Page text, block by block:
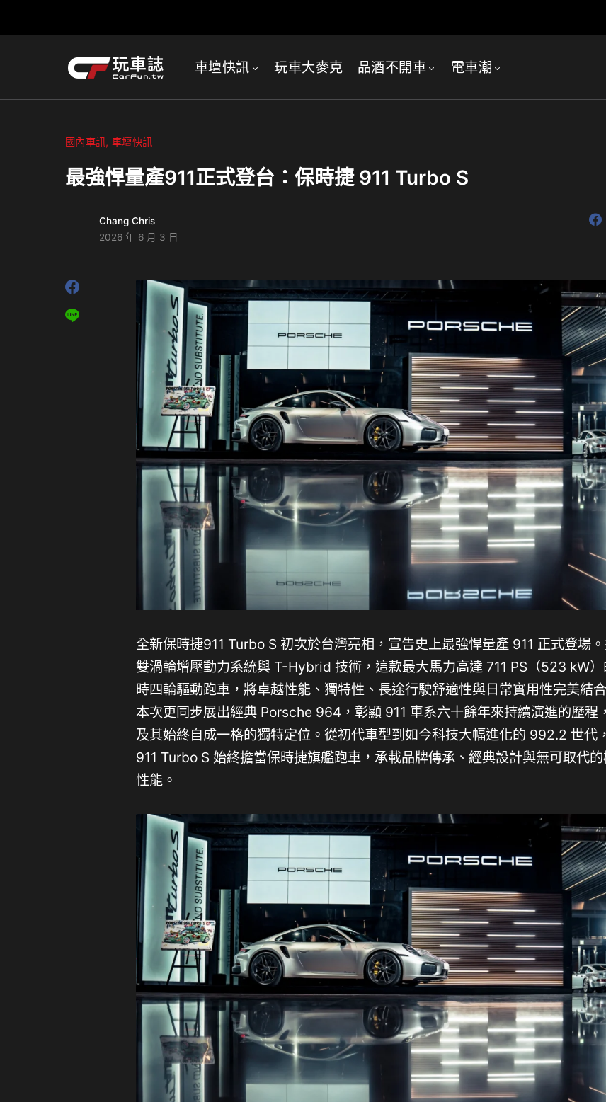
車壇快訊 玩車大麥克 品酒不開車 電車潮
國內車訊 車壇快訊
最強悍量產911正式登台：保時捷 911 Turbo S
Chang Chris
2026 年 6 月 3 日
全新保時捷911 Turbo S 初次於台灣亮相，宣告史上最強悍量產 911 正式登場
雙渦輪增壓動力系統與 T-Hybrid 技術，這款最大馬力高達 711 PS（523 kW
時四輪驅動跑車，將卓越性能、獨特性、長途行駛舒適性與日常實用性完美結合
本次更同步展出經典 Porsche 964，彰顯 911 車系六十餘年來持續演進的歷程
及其始終自成一格的獨特定位。從初代車型到如今科技大幅進化的 992.2 世代，
911 Turbo S 始終擔當保時捷旗艦跑車，承載品牌傳承、經典設計與無可取代的
性能。